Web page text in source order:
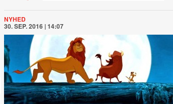
NYHED
30. SEP. 2016 | 14:07